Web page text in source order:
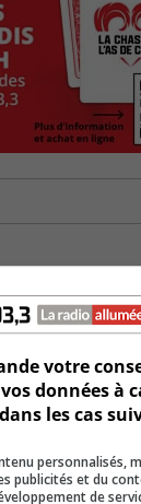
votre
données à
les cas
personnalisés,
publicités et du
de